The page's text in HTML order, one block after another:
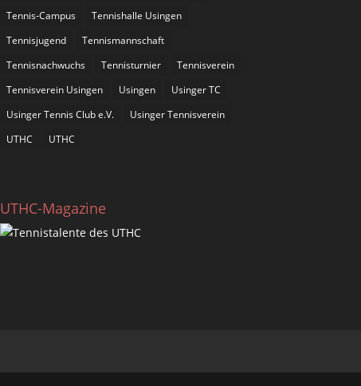
Tennis-Campus
Tennishalle Usingen
Tennisjugend
Tennismannschaft
Tennisnachwuchs
Tennisturnier
Tennisverein
Tennisverein Usingen
Usingen
Usinger TC
Usinger Tennis Club e.V.
Usinger Tennisverein
UTHC
UTHC
UTHC-Magazine